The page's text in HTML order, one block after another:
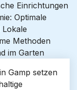
Einrichtungen
Optimale
Methoden
im Garten
Gamp setzen